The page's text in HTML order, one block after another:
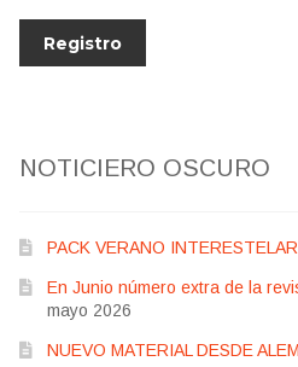
NOTICIERO OSCURO
PACK VERANO
En Junio número extra de la
mayo 2026
NUEVO MATERIAL DESDE